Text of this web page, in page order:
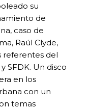
su
de
caso de
Raúl Clyde,
referentes del
SFDK. Un disco
en los
con un
temas